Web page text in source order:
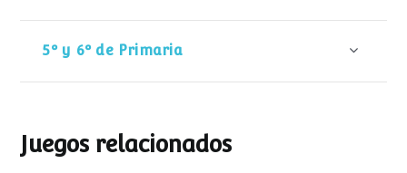
5º y 6º de Primaria
Juegos relacionados